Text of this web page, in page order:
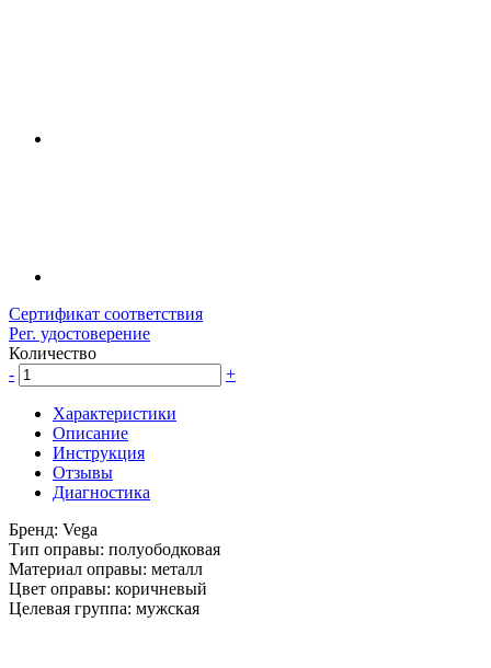
Сертификат соответствия
Рег. удостоверение
Количество
-
+
Характеристики
Описание
Инструкция
Отзывы
Диагностика
Бренд: Vega
Тип оправы: полуободковая
Материал оправы: металл
Цвет оправы: коричневый
Целевая группа: мужская